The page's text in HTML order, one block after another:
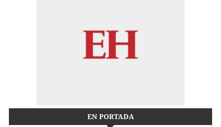
EN PORTADA